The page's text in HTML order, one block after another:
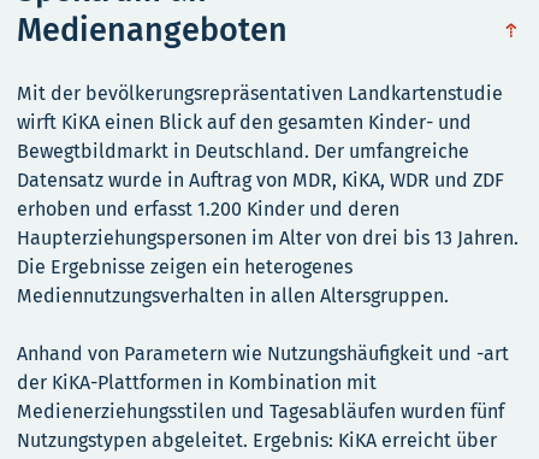
Medienangeboten
Mit der bevölkerungsrepräsentativen Landkartenstudie
wirft KiKA einen Blick auf den gesamten Kinder- und
Bewegtbildmarkt in Deutschland. Der umfangreiche
Datensatz wurde in Auftrag von MDR, KiKA, WDR und ZDF
erhoben und erfasst 1.200 Kinder und deren
Haupterziehungspersonen im Alter von drei bis 13 Jahren.
Die Ergebnisse zeigen ein heterogenes
Mediennutzungsverhalten in allen Altersgruppen.
Anhand von Parametern wie Nutzungshäufigkeit und -art
der KiKA-Plattformen in Kombination mit
Medienerziehungsstilen und Tagesabläufen wurden fünf
Nutzungstypen abgeleitet. Ergebnis: KiKA erreicht über